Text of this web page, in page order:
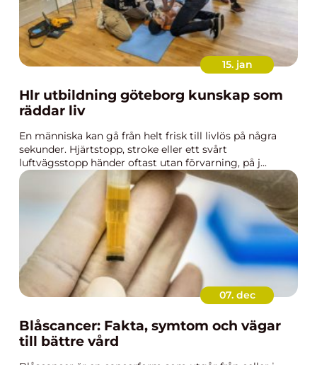
15. jan
Hlr utbildning göteborg kunskap som
räddar liv
En människa kan gå från helt frisk till livlös på några
sekunder. Hjärtstopp, stroke eller ett svårt
luftvägsstopp händer oftast utan förvarning, på j...
07. dec
Blåscancer: Fakta, symtom och vägar
till bättre vård